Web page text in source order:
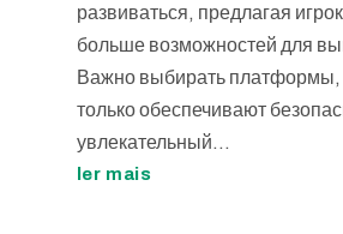
развиваться, предлагая
больше возможностей для
Важно выбирать платформы,
только обеспечивают
увлекательный...
ler mais